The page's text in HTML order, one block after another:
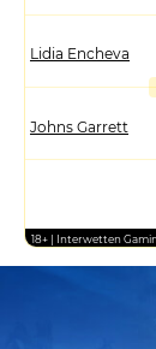
Lidia Encheva
Johns Garrett
18+ | Interwetten